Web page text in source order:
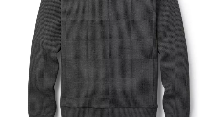
På toppen av en vindpinad ås börjar solen bryta igenom
molnen, och varje steg för dig närmare den hisnande
utsikten du så länge drömt om. I dessa ögonblick blir
Hepton Crew från
din bästa följeslagare. Designad